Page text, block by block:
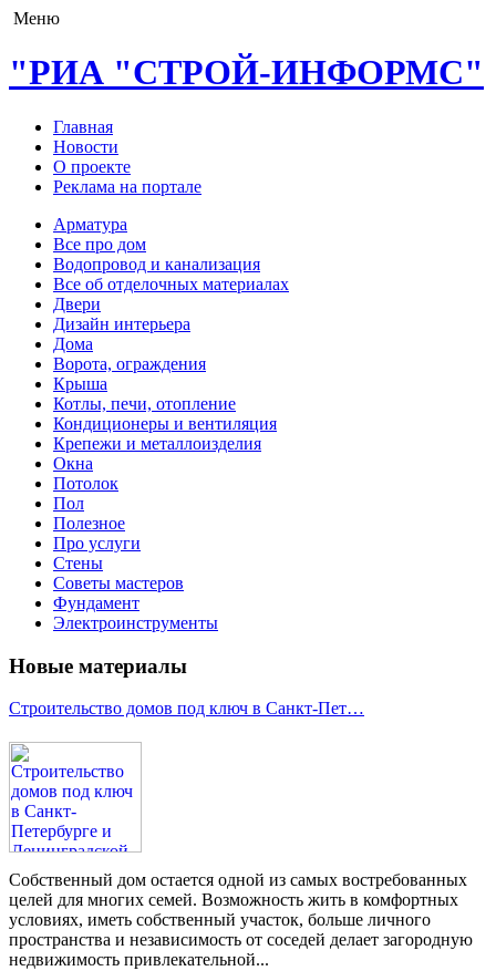
Меню
"РИА "СТРОЙ-ИНФОРМС"
Главная
Новости
О проекте
Реклама на портале
Арматура
Все про дом
Водопровод и канализация
Все об отделочных материалах
Двери
Дизайн интерьера
Дома
Ворота, ограждения
Крыша
Котлы, печи, отопление
Кондиционеры и вентиляция
Крепежи и металлоизделия
Окна
Потолок
Пол
Полезное
Про услуги
Стены
Советы мастеров
Фундамент
Электроинструменты
Новые материалы
Строительство домов под ключ в Санкт-Пет…
Собственный дом остается одной из самых востребованных
целей для многих семей. Возможность жить в комфортных
условиях, иметь собственный участок, больше личного
пространства и независимость от соседей делает загородную
недвижимость привлекательной...